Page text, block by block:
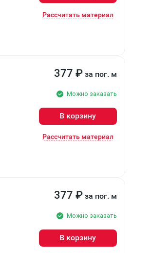
Рассчитать материал
377 ₽ за пог. м
Можно заказать
В корзину
Рассчитать материал
377 ₽ за пог. м
Можно заказать
В корзину